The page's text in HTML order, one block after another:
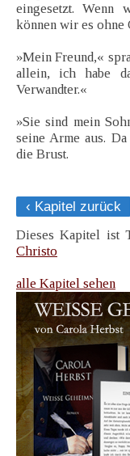
eingesetzt. Wenn
können wir es ohne
»Mein Freund,«
allein, ich habe
Verwandter.«
»Sie sind mein
seine Arme aus.
die Brust.
‹ Kapitel zurück
Dieses Kapitel ist
Christo
alle Kapitel sehen